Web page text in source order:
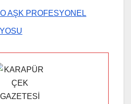
AŞK PROFESYONEL